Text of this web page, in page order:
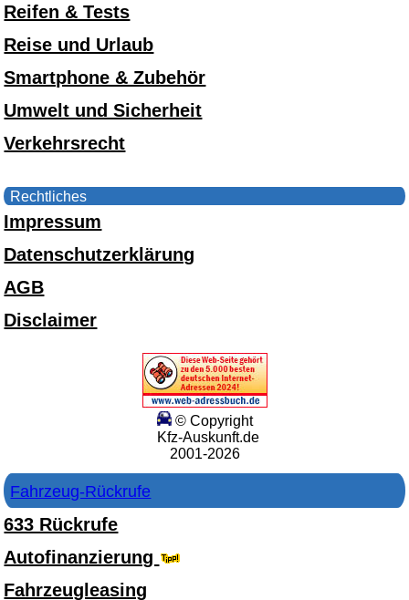
Reifen & Tests
Reise und Urlaub
Smartphone & Zubehör
Umwelt und Sicherheit
Verkehrsrecht
Rechtliches
Impressum
Datenschutzerklärung
AGB
Disclaimer
© Copyright
Kfz-Auskunft.de
2001-2026
Fahrzeug-Rückrufe
633 Rückrufe
Autofinanzierung
Fahrzeugleasing